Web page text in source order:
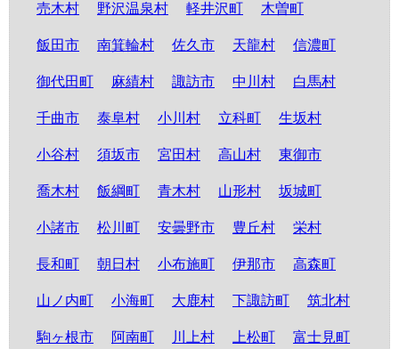
売木村 野沢温泉村 軽井沢町 木曽町
飯田市 南箕輪村 佐久市 天龍村 信濃町
御代田町 麻績村 諏訪市 中川村 白馬村
千曲市 泰阜村 小川村 立科町 生坂村
小谷村 須坂市 宮田村 高山村 東御市
喬木村 飯綱町 青木村 山形村 坂城町
小諸市 松川町 安曇野市 豊丘村 栄村
長和町 朝日村 小布施町 伊那市 高森町
山ノ内町 小海町 大鹿村 下諏訪町 筑北村
駒ヶ根市 阿南町 川上村 上松町 富士見町